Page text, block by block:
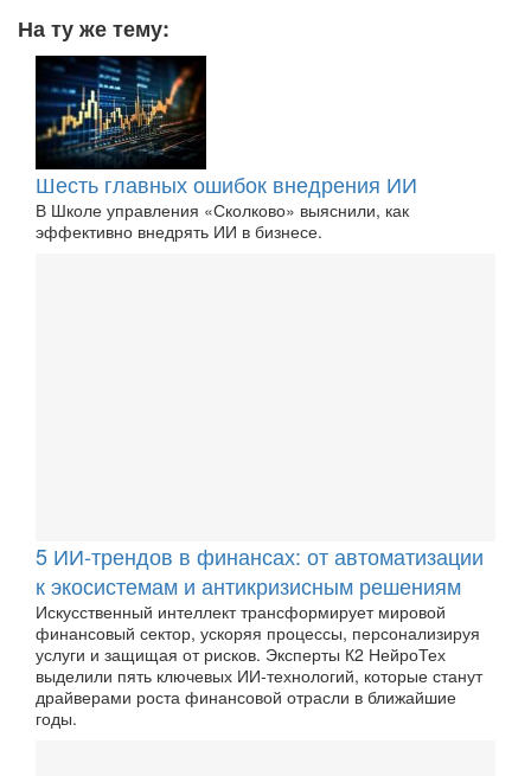
На ту же тему:
Шесть главных ошибок внедрения ИИ
В Школе управления «Сколково» выяснили, как
эффективно внедрять ИИ в бизнесе.
5 ИИ-трендов в финансах: от автоматизации
к экосистемам и антикризисным решениям
Искусственный интеллект трансформирует мировой
финансовый сектор, ускоряя процессы, персонализируя
услуги и защищая от рисков. Эксперты К2 НейроТех
выделили пять ключевых ИИ-технологий, которые станут
драйверами роста финансовой отрасли в ближайшие
годы.